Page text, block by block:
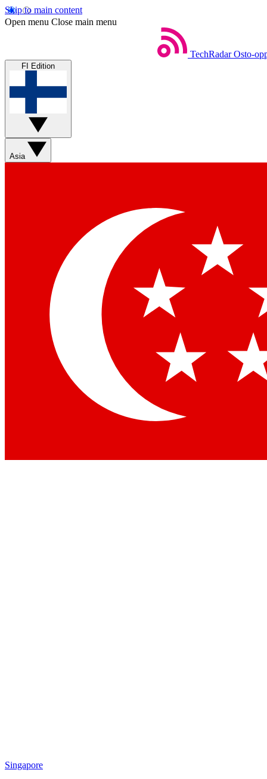
Skip to main content
Open menu Close main menu
TechRadar Osto-
FI Edition
Asia
Singapore